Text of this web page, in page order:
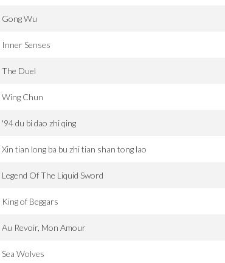
Gong Wu
Inner Senses
The Duel
Wing Chun
'94 du bi dao zhi qing
Xin tian long ba bu zhi tian shan tong lao
Legend Of The Liquid Sword
King of Beggars
Au Revoir, Mon Amour
Sea Wolves